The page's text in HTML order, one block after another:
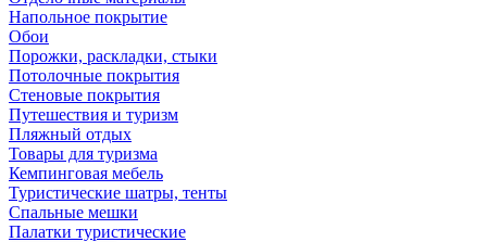
Напольное покрытие
Обои
Порожки, раскладки, стыки
Потолочные покрытия
Стеновые покрытия
Путешествия и туризм
Пляжный отдых
Товары для туризма
Кемпинговая мебель
Туристические шатры, тенты
Спальные мешки
Палатки туристические